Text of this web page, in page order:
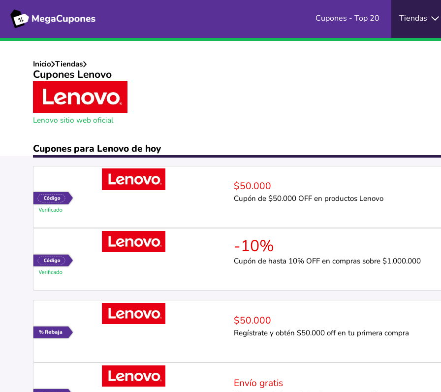
Cupones - Top 20 Tiendas
Inicio Tiendas
Cupones Lenovo
Lenovo sitio web oficial
Cupones para Lenovo de hoy
$50.000
Cupón de $50.000 OFF en productos Lenovo
-10%
Cupón de hasta 10% OFF en compras sobre $1.000.000
$50.000
Regístrate y obtén $50.000 off en tu primera compra
Envío gratis